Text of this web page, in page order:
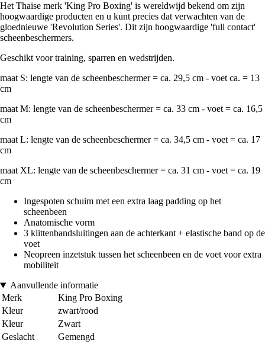
Het Thaise merk 'King Pro Boxing' is wereldwijd bekend om zijn
hoogwaardige producten en u kunt precies dat verwachten van de
gloednieuwe 'Revolution Series'. Dit zijn hoogwaardige 'full contact'
scheenbeschermers.
Geschikt voor training, sparren en wedstrijden.
maat S: lengte van de scheenbeschermer = ca. 29,5 cm - voet ca. = 13
cm
maat M: lengte van de scheenbeschermer = ca. 33 cm - voet = ca. 16,5
cm
maat L: lengte van de scheenbeschermer = ca. 34,5 cm - voet = ca. 17
cm
maat XL: lengte van de scheenbeschermer = ca. 31 cm - voet = ca. 19
cm
Ingespoten schuim met een extra laag padding op het
scheenbeen
Anatomische vorm
3 klittenbandsluitingen aan de achterkant + elastische band op de
voet
Neopreen inzetstuk tussen het scheenbeen en de voet voor extra
mobiliteit
Aanvullende informatie
Merk
King Pro Boxing
Kleur
zwart/rood
Kleur
Zwart
Geslacht
Gemengd